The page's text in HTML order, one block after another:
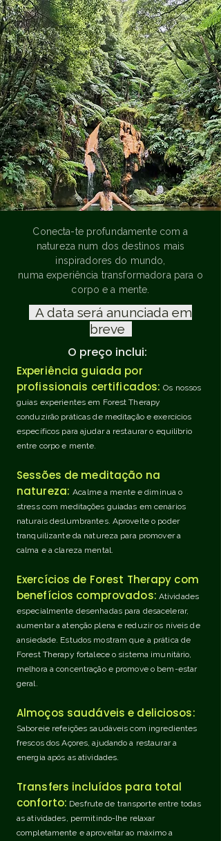
Conecta-te profundamente com a
natureza num dos destinos mais
inspiradores do mundo,
numa experiência transformadora para o
corpo e a mente.
A data será anunciada em
breve
O preço inclui:
Experiência guiada por
profissionais certificados:Os nossos
guias experientes em Forest Therapy
conduzirão práticas de meditação e exercícios
específicos para ajudar a restaurar o equilíbrio
entre corpo e mente.
Sessões de meditação na
natureza:Acalme a mente e diminua o
stress com meditações guiadas em cenários
naturais deslumbrantes. Aproveite o poder
tranquilizante da natureza para promover a
calma e a clareza mental.
Exercícios de Forest Therapy com
benefícios comprovados: Atividades
especialmente desenhadas para desacelerar,
aumentar a atenção plena e reduzir os níveis de
ansiedade. Estudos mostram que a prática de
Forest Therapy fortalece o sistema imunitário,
melhora a concentração e promove o bem-estar
geral.
Almoços saudáveis e deliciosos:
Saboreie refeições saudáveis com ingredientes
frescos dos Açores, ajudando a restaurar a
energia após as atividades.
Transfers incluídos para total
conforto: Desfrute de transporte entre todas
as atividades, permitindo-lhe relaxar
completamente e aproveitar ao máximo a